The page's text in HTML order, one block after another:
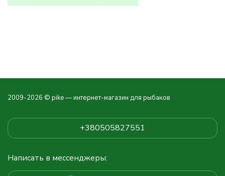
2009-2026 © pike — интернет-магазин для рыбаков
+380505827551
Написать в мессенджеры: